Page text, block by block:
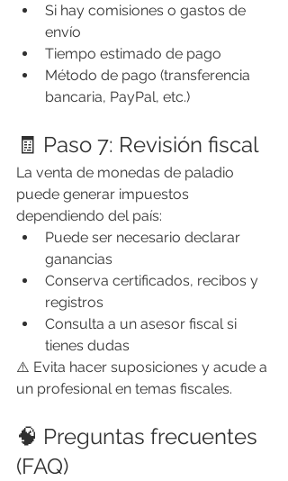
Si hay comisiones o gastos de
envío
Tiempo estimado de pago
Método de pago (transferencia
bancaria, PayPal, etc.)
🧾 Paso 7: Revisión fiscal
La venta de monedas de paladio
puede generar impuestos
dependiendo del país:
Puede ser necesario declarar
ganancias
Conserva certificados, recibos y
registros
Consulta a un asesor fiscal si
tienes dudas
⚠️ Evita hacer suposiciones y acude a
un profesional en temas fiscales.
🧠 Preguntas frecuentes
(FAQ)